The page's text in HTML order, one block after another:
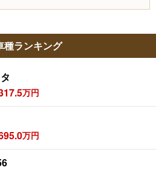
種ランキング
万円
万円